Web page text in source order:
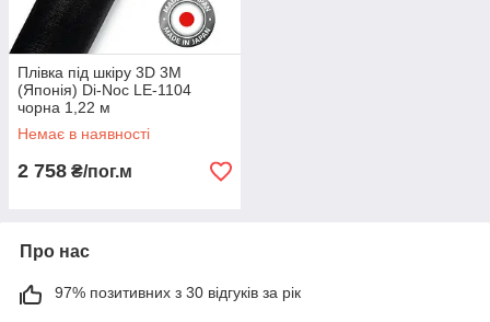
Плівка під шкіру 3D 3M
(Японія) Di-Noc LE-1104
чорна 1,22 м
Немає в наявності
2 758 ₴/пог.м
Про нас
97% позитивних з 30 відгуків за рік